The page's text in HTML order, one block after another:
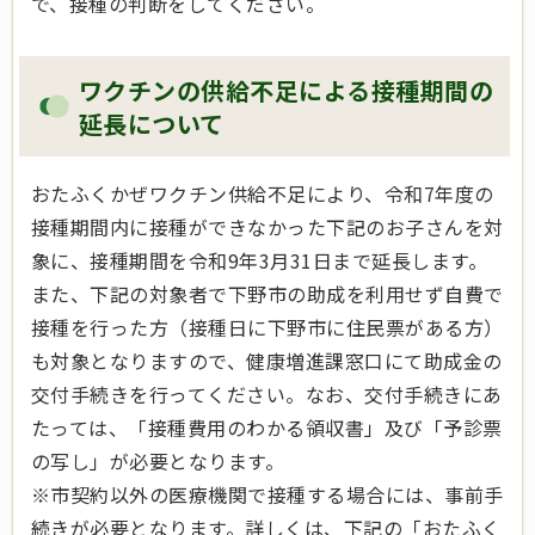
ワクチンの供給不足による接種期間の
延長について
おたふくかぜワクチン供給不足により、令和7年度の
接種期間内に接種ができなかった下記のお子さんを対
象に、接種期間を令和9年3月31日まで延長します。
また、下記の対象者で下野市の助成を利用せず自費で
接種を行った方（接種日に下野市に住民票がある方）
も対象となりますので、健康増進課窓口にて助成金の
交付手続きを行ってください。なお、交付手続きにあ
たっては、「接種費用のわかる領収書」及び「予診票
の写し」が必要となります。
※市契約以外の医療機関で接種する場合には、事前手
続きが必要となります。詳しくは、下記の「おたふく